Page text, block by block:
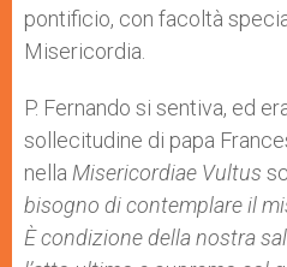
pontificio, con facoltà
Misericordia.
P. Fernando si sentiva, ed
sollecitudine di papa
nella Misericordiae Vultus
bisogno di contemplare il
È condizione della nostra